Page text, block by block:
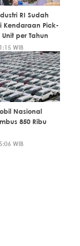
RI Sudah
Kendaraan Pick-
per Tahun
WIB
Nasional
850 Ribu
WIB